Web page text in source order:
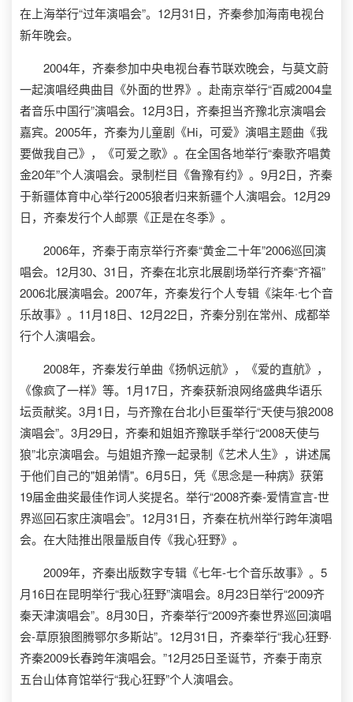
在上海举行“过年演唱会”。12月31日，齐秦参加海南电视台
新年晚会。
2004年，齐秦参加中央电视台春节联欢晚会，与莫文蔚
一起演唱经典曲目《外面的世界》。赴南京举行“百威2004皇
者音乐中国行”演唱会。12月3日，齐秦担当齐豫北京演唱会
嘉宾。2005年，齐秦为儿童剧《Hi，可爱》演唱主题曲《我
要做我自己》，《可爱之歌》。在全国各地举行“秦歌齐唱黄
金20年”个人演唱会。录制栏目《鲁豫有约》。9月2日，齐秦
于新疆体育中心举行2005狼者归来新疆个人演唱会。12月29
日，齐秦发行个人邮票《正是在冬季》。
2006年，齐秦于南京举行齐秦“黄金二十年”2006巡回演
唱会。12月30、31日，齐秦在北京北展剧场举行齐秦“齐福”
2006北展演唱会。2007年，齐秦发行个人专辑《柒年·七个音
乐故事》。11月18日、12月22日，齐秦分别在常州、成都举
行个人演唱会。
2008年，齐秦发行单曲《扬帆远航》，《爱的直航》，
《像疯了一样》等。1月17日，齐秦获新浪网络盛典华语乐
坛贡献奖。3月1日，与齐豫在台北小巨蛋举行“天使与狼2008
演唱会”。3月29日，齐秦和姐姐齐豫联手举行“2008天使与
狼”北京演唱会。与姐姐齐豫一起录制《艺术人生》，讲述属
于他们自己的"姐弟情"。6月5日，凭《思念是一种病》获第
19届金曲奖最佳作词人奖提名。举行“2008齐秦-爱情宣言-世
界巡回石家庄演唱会”。12月31日，齐秦在杭州举行跨年演唱
会。在大陆推出限量版自传《我心狂野》。
2009年，齐秦出版数字专辑《七年-七个音乐故事》。5
月16日在昆明举行“我心狂野”演唱会。8月23日举行“2009齐
秦天津演唱会”。8月30日，齐秦举行“2009齐秦世界巡回演唱
会-草原狼图腾鄂尔多斯站”。12月31日，齐秦举行“我心狂野·
齐秦2009长春跨年演唱会。”12月25日圣诞节，齐秦于南京
五台山体育馆举行“我心狂野”个人演唱会。